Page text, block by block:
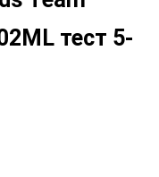
тест 5-